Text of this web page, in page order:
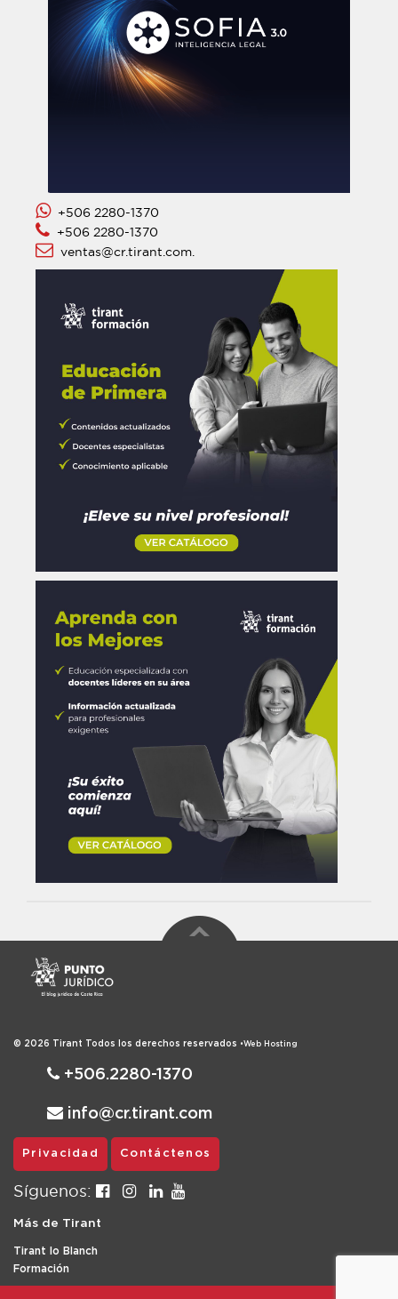
+506 2280-1370
+506 2280-1370
ventas@cr.tirant.com.
© 2026 Tirant Todos los derechos reservados •Web Hosting
+506.2280-1370
info@cr.tirant.com
Privacidad Contáctenos
Síguenos:
Más de Tirant
Tirant lo Blanch
Formación